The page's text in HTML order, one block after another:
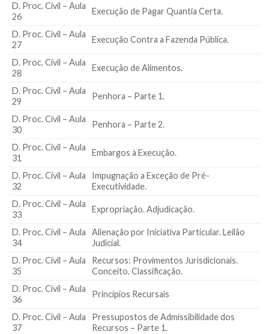
D. Proc. Civil – Aula
26
Execução de Pagar Quantia Certa.
D. Proc. Civil – Aula
27
Execução Contra a Fazenda Pública.
D. Proc. Civil – Aula
28
Execução de Alimentos.
D. Proc. Civil – Aula
29
Penhora – Parte 1.
D. Proc. Civil – Aula
30
Penhora – Parte 2.
D. Proc. Civil – Aula
31
Embargos à Execução.
D. Proc. Civil – Aula
32
Impugnação a Exceção de Pré-
Executividade.
D. Proc. Civil – Aula
33
Expropriação. Adjudicação.
D. Proc. Civil – Aula
34
Alienação por Iniciativa Particular. Leilão
Judicial.
D. Proc. Civil – Aula
35
Recursos: Provimentos Jurisdicionais.
Conceito. Classificação.
D. Proc. Civil – Aula
36
Princípios Recursais
D. Proc. Civil – Aula
37
Pressupostos de Admissibilidade dos
Recursos – Parte 1.